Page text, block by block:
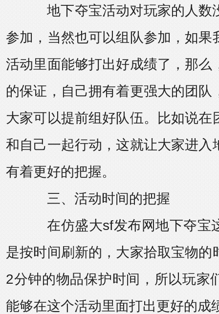
地下夺宝活动对玩家的人数
参加，当然也可以组队参加，如果
活动里面能够打出好成绩了，那么
的保证，自己拥有着更强大的团队
大家可以提前组好队伍。比如说在
和自己一起行动，这就让大家进入
有着更好的把握。
三、活动时间的把握
在仿盛大sf发布网地下夺宝
是按时间刷新的，大家拾取宝物的
2分钟的物品保护时间，所以玩家
能够在这个活动里面打出更好的成